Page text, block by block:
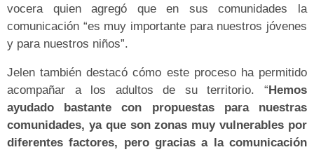
vocera quien agregó que en sus comunidades la
comunicación “es muy importante para nuestros jóvenes
y para nuestros niños”.
Jelen también destacó cómo este proceso ha permitido
acompañar a los adultos de su territorio. “Hemos
ayudado bastante con propuestas para nuestras
comunidades, ya que son zonas muy vulnerables por
diferentes factores, pero gracias a la comunicación